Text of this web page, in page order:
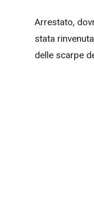
Arrestato,
stata
delle scarpe